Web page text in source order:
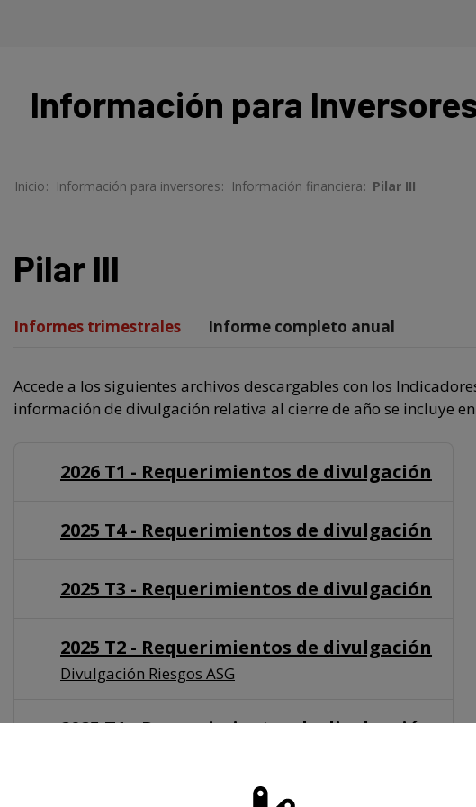
Información para
-
Inicio > Información para inversores > Información financiera >Pilar III
Pilar III
Informes trimestrales Informe completo anual
Accede a los siguientes archivos descargables con los
información de divulgación relativa al cierre de año se incluye
2026 T1 - Requerimientos de divulgación
2025 T4 - Requerimientos de divulgación
2025 T3 - Requerimientos de divulgación
2025 T2 - Requerimientos de divulgación
Divulgación Riesgos ASG
2025 T1 - Requerimientos de divulgación
2024 T4 - Requerimientos de divulgación